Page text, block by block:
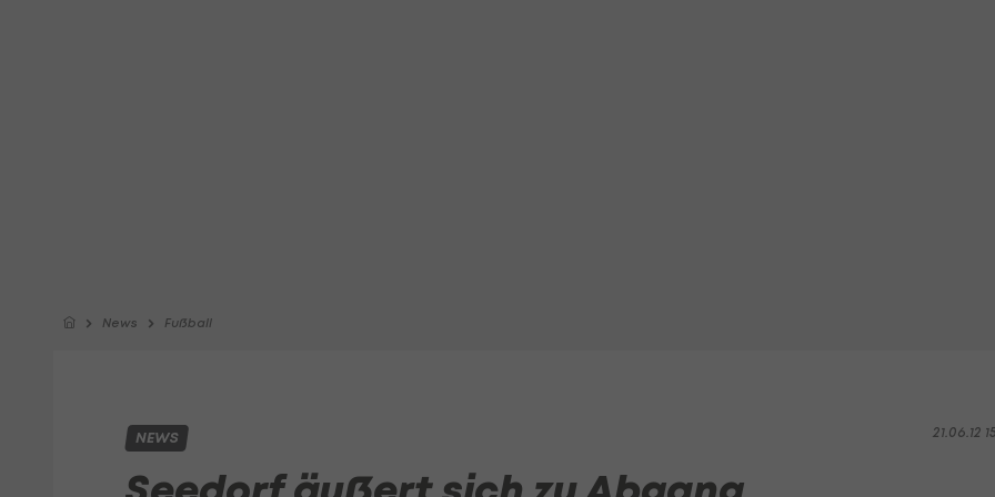
News Fußball
21.06.12
NEWS